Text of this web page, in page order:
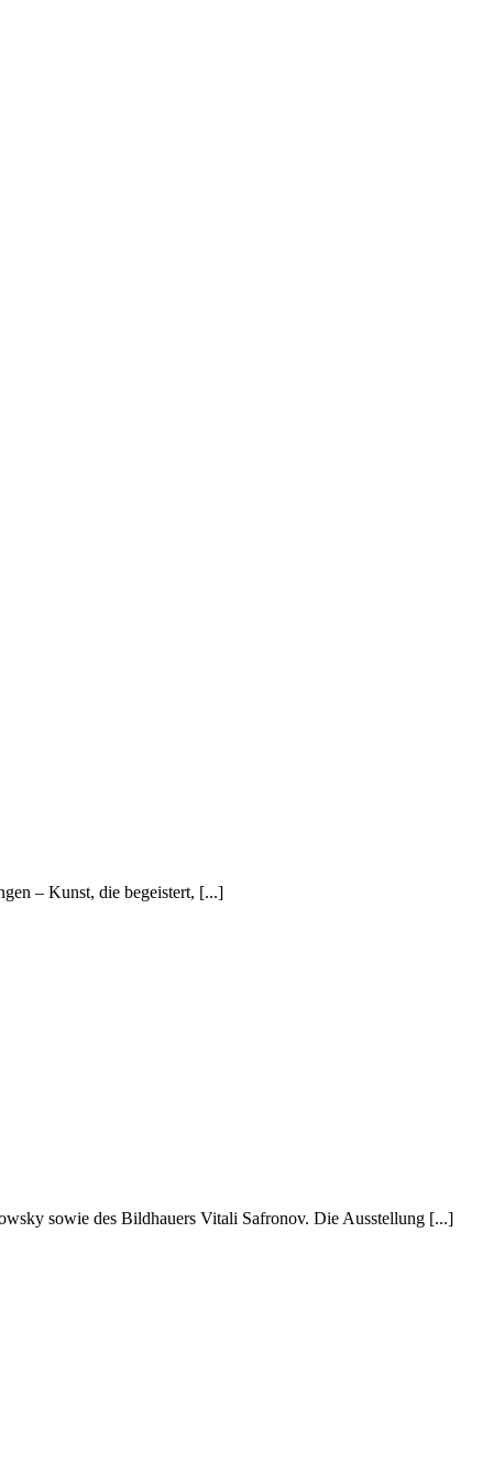
– Kunst, die begeistert, [...]
sowie des Bildhauers Vitali Safronov. Die Ausstellung [...]